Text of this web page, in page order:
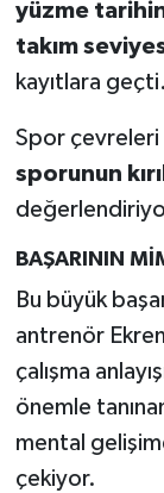
yüzme
takım
kayıtlara geçti.
Spor çevreleri
sporunun
BAŞARININ
Bu büyük
antrenör
çalışma
önemle
mental
çekiyor.